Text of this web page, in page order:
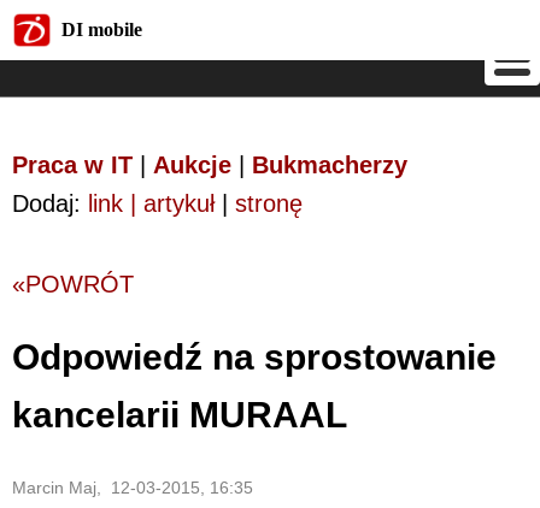
DI mobile
Praca w IT Aukcje
Bukmacherzy
Dodaj: link | artykuł| stronę
«POWRÓT
Odpowiedź na sprostowanie
kancelarii MURAAL
Marcin Maj, 12-03-2015, 16:35
DI mobile